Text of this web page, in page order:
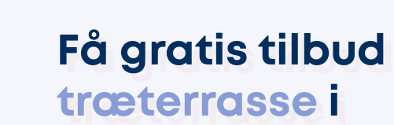
Få gratis tilbud
træterrasse i